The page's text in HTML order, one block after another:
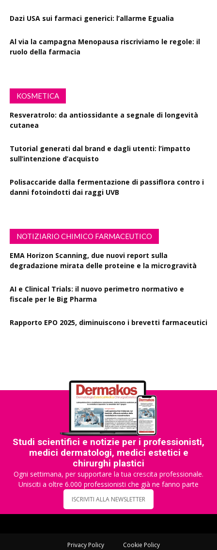
Dazi USA sui farmaci generici: l’allarme Egualia
Al via la campagna Menopausa riscriviamo le regole: il
ruolo della farmacia
KOSMETICA
Resveratrolo: da antiossidante a segnale di longevità
cutanea
Tutorial generati dal brand e dagli utenti: l’impatto
sull’intenzione d’acquisto
Polisaccaride dalla fermentazione di passiflora contro i
danni fotoindotti dai raggi UVB
NOTIZIARIO CHIMICO FARMACEUTICO
EMA Horizon Scanning, due nuovi report sulla
degradazione mirata delle proteine e la microgravità
AI e Clinical Trials: il nuovo perimetro normativo e
fiscale per le Big Pharma
Rapporto EPO 2025, diminuiscono i brevetti farmaceutici
Studi scientifici e notizie per i professionisti,
medici dermatologi, medici estetici e
chirurghi plastici
Ogni settimana, per supportare la tua crescita professionale.
Unisciti a oltre 6.000 professionisti che già ne fanno parte
ISCRIVITI ALLA NEWSLETTER
Privacy Policy Cookie Policy